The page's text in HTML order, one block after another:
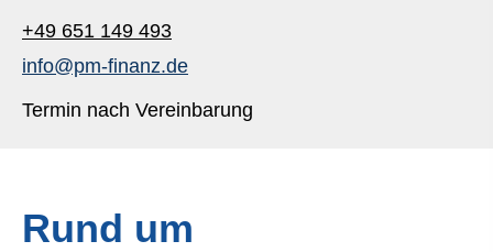
+49 651 149 493
info@pm-finanz.de
Termin nach Vereinbarung
Rund um